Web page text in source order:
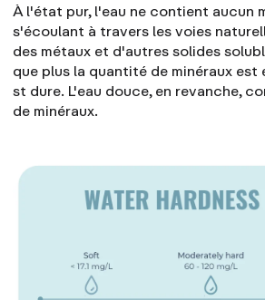
À l'état pur, l'eau ne contient aucun
s'écoulant à travers les voies
des métaux et d'autres solides
que plus la quantité de minéraux est
st dure. L'eau douce, en revanche,
de minéraux.